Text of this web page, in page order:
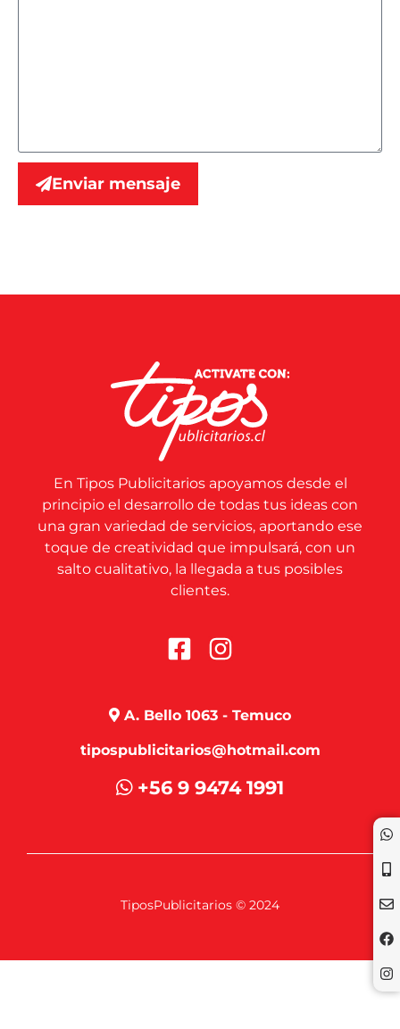
Enviar mensaje
En Tipos Publicitarios apoyamos desde el
principio el desarrollo de todas tus ideas con
una gran variedad de servicios, aportando ese
toque de creatividad que impulsará, con un
salto cualitativo, la llegada a tus posibles
clientes.
A. Bello 1063 - Temuco
tipospublicitarios@hotmail.com
+56 9 9474 1991
TiposPublicitarios © 2024